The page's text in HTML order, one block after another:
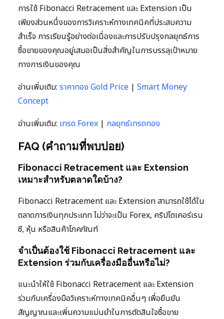
การใช้ Fibonacci Retracement และ Extension เป็น
เพียงส่วนหนึ่งของการวิเคราะห์ทางเทคนิคที่ประสบความ
สำเร็จ การเรียนรู้อย่างต่อเนื่องและการปรับปรุงกลยุทธ์การ
ซื้อขายของคุณอยู่เสมอเป็นสิ่งสำคัญในการบรรลุเป้าหมาย
ทางการเงินของคุณ
อ่านเพิ่มเติม: ราคาทอง Gold Price | Smart Money
Concept
อ่านเพิ่มเติม: เทรด Forex | กลยุทธ์เทรดทอง
FAQ (คำถามที่พบบ่อย)
Fibonacci Retracement และ Extension
เหมาะสำหรับตลาดใดบ้าง?
Fibonacci Retracement และ Extension สามารถใช้ได้ใน
ตลาดการเงินทุกประเภท ไม่ว่าจะเป็น Forex, คริปโตเคอร์เรน
ซี, หุ้น หรือสินค้าโภคภัณฑ์
จำเป็นต้องใช้ Fibonacci Retracement และ
Extension ร่วมกับเครื่องมืออื่นหรือไม่?
แนะนำให้ใช้ Fibonacci Retracement และ Extension
ร่วมกับเครื่องมือวิเคราะห์ทางเทคนิคอื่นๆ เพื่อยืนยัน
สัญญาณและเพิ่มความแม่นยำในการตัดสินใจซื้อขาย